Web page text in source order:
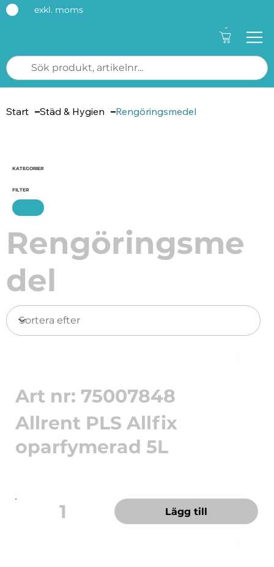
exkl. moms
-
Start Städ & Hygien Rengöringsmedel
KATEGORIER
FILTER
Rengöringsme
del
1 Lägg till
Art nr: 75007848
Allrent PLS Allfix
oparfymerad 5L